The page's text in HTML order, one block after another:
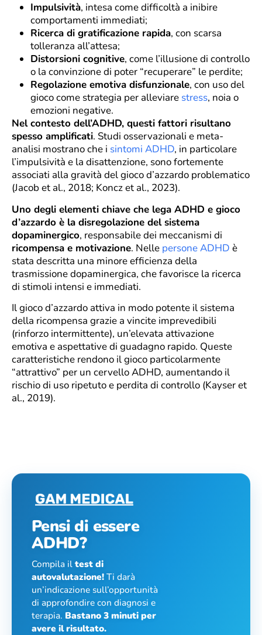
Impulsività, intesa come difficoltà a inibire
comportamenti immediati;
Ricerca di gratificazione rapida, con scarsa
tolleranza all’attesa;
Distorsioni cognitive, come l’illusione di controllo
o la convinzione di poter “recuperare” le perdite;
Regolazione emotiva disfunzionale, con uso del
gioco come strategia per alleviare stress, noia o
emozioni negative.
Nel contesto dell’ADHD, questi fattori risultano
spesso amplificati. Studi osservazionali e meta-
analisi mostrano che i sintomi ADHD, in particolare
l’impulsività e la disattenzione, sono fortemente
associati alla gravità del gioco d’azzardo problematico
(Jacob et al., 2018; Koncz et al., 2023).
Uno degli elementi chiave che lega ADHD e gioco
d’azzardo è la disregolazione del sistema
dopaminergico, responsabile dei meccanismi di
ricompensa e motivazione. Nelle persone ADHD è
stata descritta una minore efficienza della
trasmissione dopaminergica, che favorisce la ricerca
di stimoli intensi e immediati.
Il gioco d’azzardo attiva in modo potente il sistema
della ricompensa grazie a vincite imprevedibili
(rinforzo intermittente), un’elevata attivazione
emotiva e aspettative di guadagno rapido. Queste
caratteristiche rendono il gioco particolarmente
“attrattivo” per un cervello ADHD, aumentando il
rischio di uso ripetuto e perdita di controllo (Kayser et
al., 2019).
Pensi di essere
ADHD?
Compila iltest di
autovalutazione!Ti darà
un’indicazione sull’opportunità
di approfondire con diagnosi e
terapia. Bastano 3 minuti per
avere il risultato.